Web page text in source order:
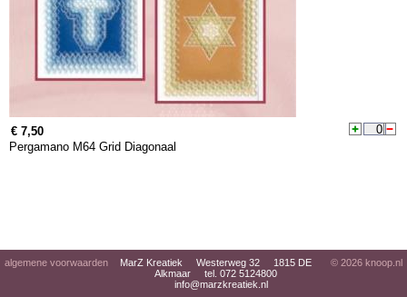
€ 7,50
Pergamano M64 Grid Diagonaal
algemene voorwaarden
MarZ Kreatiek Westerweg 32 1815 DE
Alkmaar tel. 072 5124800
info@marzkreatiek.nl
© 2026 knoop.nl